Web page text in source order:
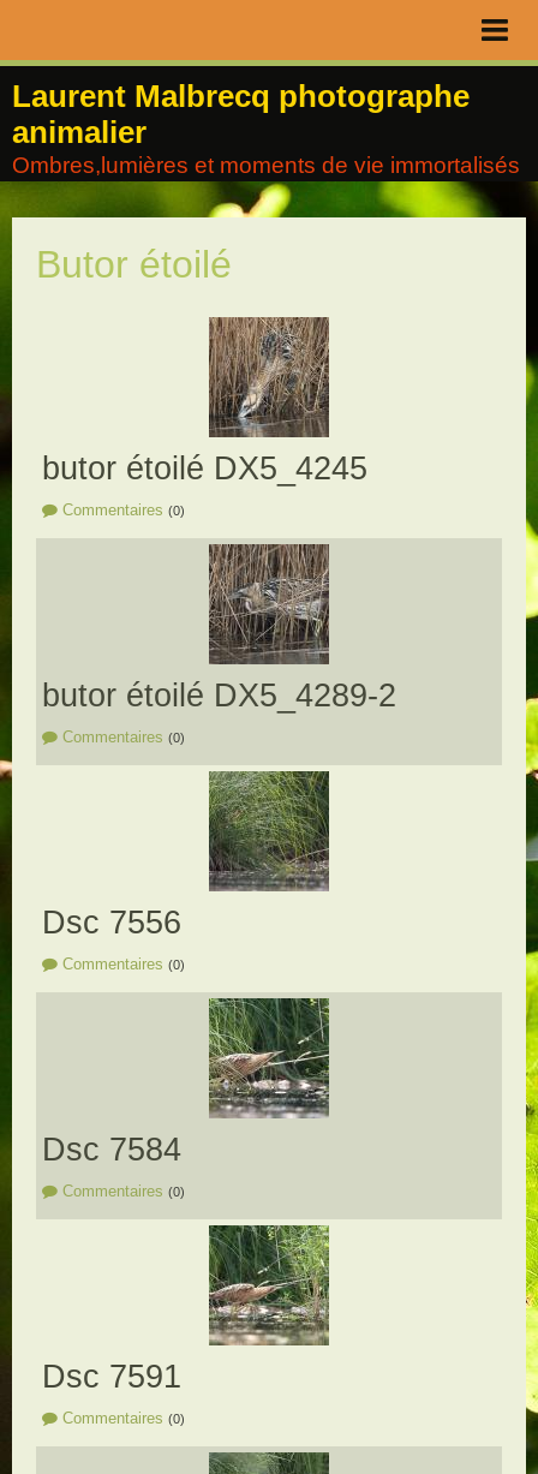
Page d'accueil
Livre d'or
Contact
Album
Agenda
Laurent Malbrecq photographe
animalier
Ombres,lumières et moments de vie immortalisés
Butor étoilé
butor étoilé DX5_4245
Commentaires (0)
butor étoilé DX5_4289-2
Commentaires (0)
Dsc 7556
Commentaires (0)
Dsc 7584
Commentaires (0)
Dsc 7591
Commentaires (0)